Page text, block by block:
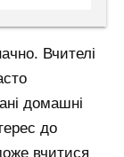
Вчителі
домашні
до
вчитися